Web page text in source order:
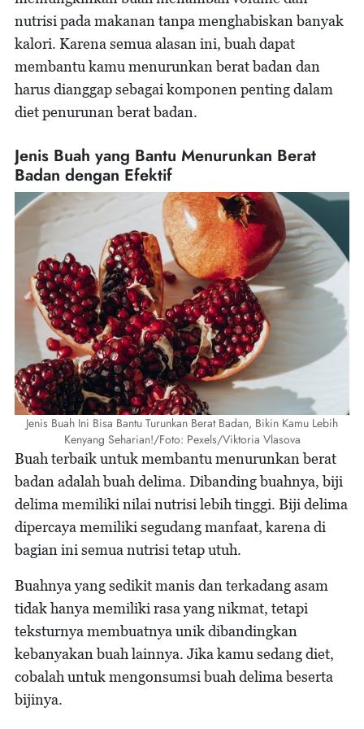
nutrisi pada makanan tanpa menghabiskan banyak
kalori. Karena semua alasan ini, buah dapat
membantu kamu menurunkan berat badan dan
harus dianggap sebagai komponen penting dalam
diet penurunan berat badan.
Jenis Buah yang Bantu Menurunkan Berat
Badan dengan Efektif
Jenis Buah Ini Bisa Bantu Turunkan Berat Badan, Bikin Kamu Lebih
Kenyang Seharian!/Foto: Pexels/Viktoria Vlasova
Buah terbaik untuk membantu menurunkan berat
badan adalah buah delima. Dibanding buahnya, biji
delima memiliki nilai nutrisi lebih tinggi. Biji delima
dipercaya memiliki segudang manfaat, karena di
bagian ini semua nutrisi tetap utuh.
Buahnya yang sedikit manis dan terkadang asam
tidak hanya memiliki rasa yang nikmat, tetapi
teksturnya membuatnya unik dibandingkan
kebanyakan buah lainnya. Jika kamu sedang diet,
cobalah untuk mengonsumsi buah delima beserta
bijinya.